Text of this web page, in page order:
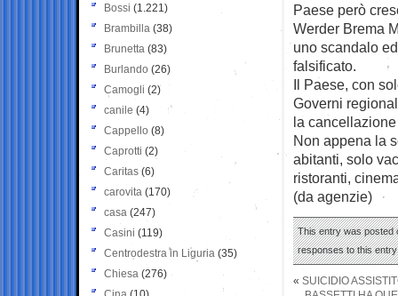
Paese però
Werder Brema
uno scandalo
falsificato.
Il Paese, con
Governi
la
Non appena la
abitanti, solo
ristoranti,
(da agenzie)
This entry was posted
responses to this
« SUICIDIO
Bossi (1.221)
Brambilla (38)
Brunetta (83)
Burlando (26)
Camogli (2)
canile (4)
Cappello (8)
Caprotti (2)
Caritas (6)
carovita (170)
casa (247)
Casini (119)
Centrodestra in Liguria (35)
Chiesa (276)